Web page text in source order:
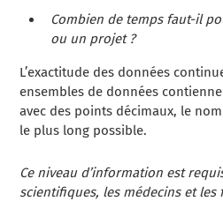
Combien de temps faut-il
ou un projet ?
L’exactitude des données
ensembles de données
avec des points décimaux, le
le plus long possible.
Ce niveau d’information est
scientifiques, les médecins et les